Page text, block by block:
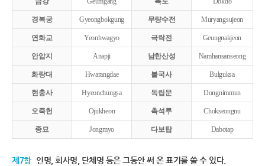
경복궁 Gyeongbokgung 무량수전 Muryangsujeon
연화교 Yeonhwagyo 극락전 Geungnakjeon
안압지 Anapji 남한산성 Namhansanseong
화랑대 Hwarangdae 불국사 Bulguksa
현충사 Hyeonchungsa 독립문 Dongnimmun
오죽헌 Ojukheon 촉석루 Chokseongnu
종묘 Jongmyo 다보탑 Dabotap
제7항 인명, 회사명, 단체명 등은 그동안 써 온 표기를 쓸 수 있다.